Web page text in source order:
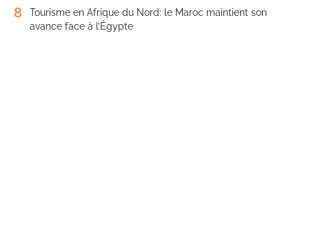
8
Tourisme en Afrique du Nord: le Maroc maintient son
avance face à l’Égypte